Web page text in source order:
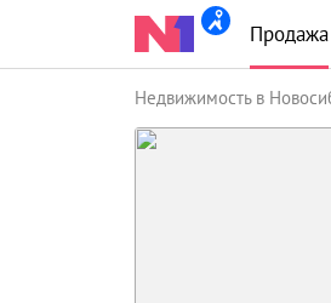
Продажа
Недвижимость в